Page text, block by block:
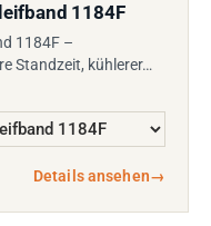
1184F
1184F –
Standzeit, kühlerer…
Details ansehen→